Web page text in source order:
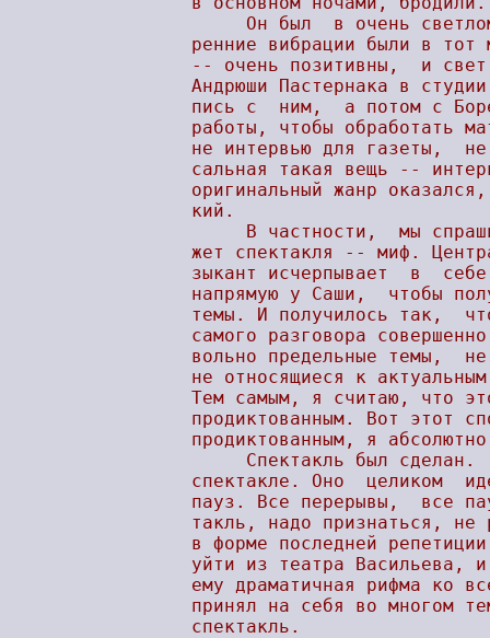
Он был  в очень
ренние вибрации были в
-- очень позитивны,  и
Андрюши Пастернака в
пись с  ним,  а потом с
работы, чтобы обработать
не интервью для газеты,
сальная такая вещь --
оригинальный жанр
кий.
В частности,  мы
жет спектакля -- миф.
зыкант исчерпывает  в
напрямую у Саши,  чтобы
темы. И получилось так,
самого разговора
вольно предельные темы,
не относящиеся к
Тем самым, я считаю, что
продиктованным. Вот этот
продиктованным, я
Спектакль был сделан.
спектакле. Оно  целиком
пауз. Все перерывы,  все
такль, надо признаться,
в форме последней
уйти из театра Васильева,
ему драматичная рифма ко
принял на себя во многом
спектакль.